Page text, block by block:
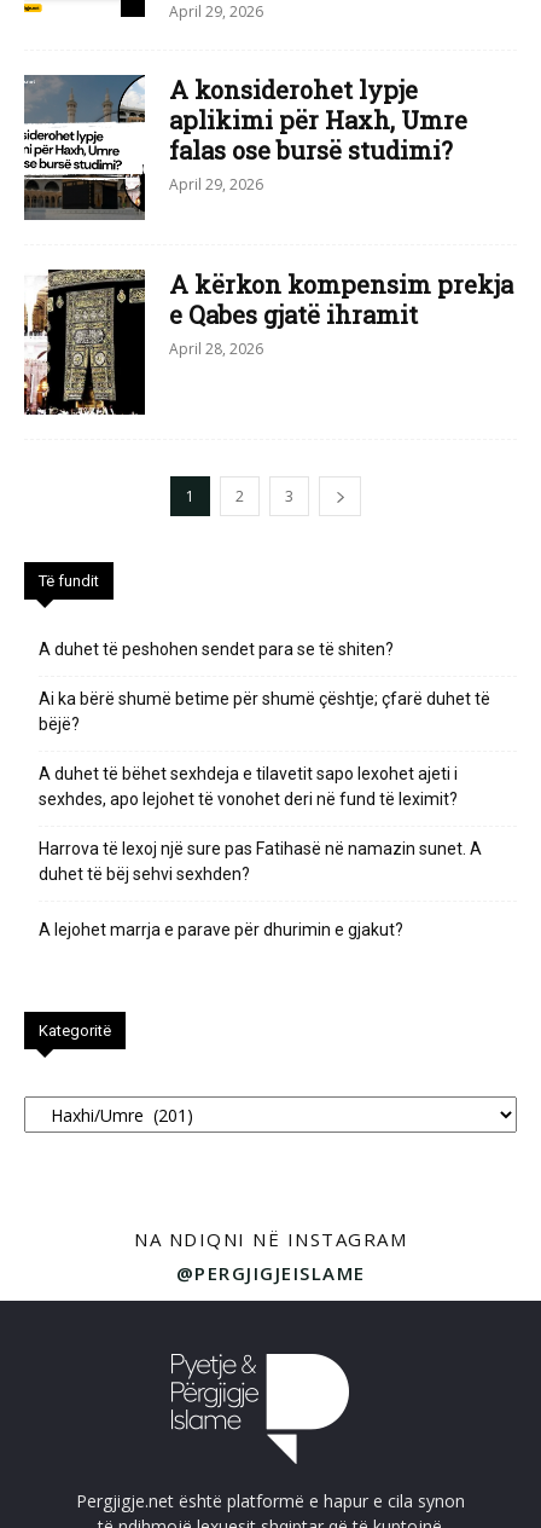
April 29, 2026
A konsiderohet lypje
aplikimi për Haxh, Umre
falas ose bursë studimi?
April 29, 2026
A kërkon kompensim prekja
e Qabes gjatë ihramit
April 28, 2026
1 2 3
Të fundit
A duhet të peshohen sendet para se të shiten?
Ai ka bërë shumë betime për shumë çështje; çfarë duhet të
bëjë?
A duhet të bëhet sexhdeja e tilavetit sapo lexohet ajeti i
sexhdes, apo lejohet të vonohet deri në fund të leximit?
Harrova të lexoj një sure pas Fatihasë në namazin sunet. A
duhet të bëj sehvi sexhden?
A lejohet marrja e parave për dhurimin e gjakut?
Kategoritë
Kategoritë
NA NDIQNI NË INSTAGRAM
@PERGJIGJEISLAME
Pergjigje.net është platformë e hapur e cila synon